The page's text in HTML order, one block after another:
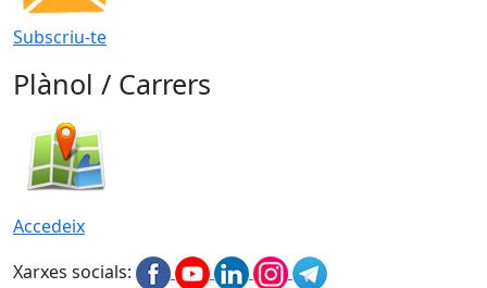
Subscriu-te
Plànol / Carrers
Accedeix
Xarxes socials: